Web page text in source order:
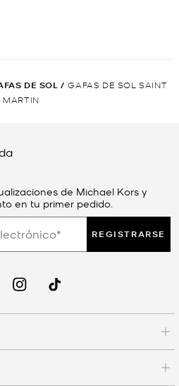
DE SOL / GAFAS DE SOL SAINT
MARTIN
de Michael Kors y
en tu primer pedido.
REGISTRARSE